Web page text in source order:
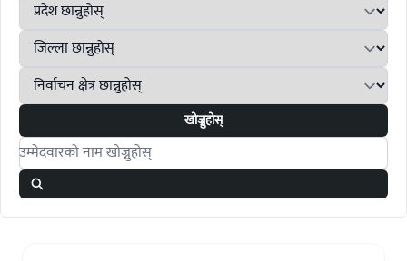
खोज्नुहोस्
Search candidates